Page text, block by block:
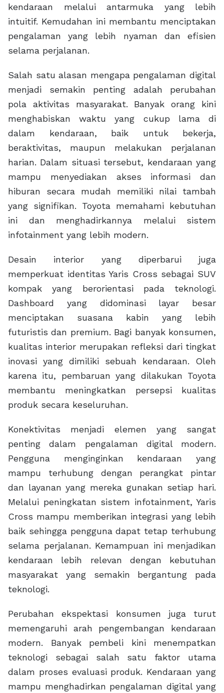
kendaraan melalui antarmuka yang lebih
intuitif. Kemudahan ini membantu menciptakan
pengalaman yang lebih nyaman dan efisien
selama perjalanan.
Salah satu alasan mengapa pengalaman digital
menjadi semakin penting adalah perubahan
pola aktivitas masyarakat. Banyak orang kini
menghabiskan waktu yang cukup lama di
dalam kendaraan, baik untuk bekerja,
beraktivitas, maupun melakukan perjalanan
harian. Dalam situasi tersebut, kendaraan yang
mampu menyediakan akses informasi dan
hiburan secara mudah memiliki nilai tambah
yang signifikan. Toyota memahami kebutuhan
ini dan menghadirkannya melalui sistem
infotainment yang lebih modern.
Desain interior yang diperbarui juga
memperkuat identitas Yaris Cross sebagai SUV
kompak yang berorientasi pada teknologi.
Dashboard yang didominasi layar besar
menciptakan suasana kabin yang lebih
futuristis dan premium. Bagi banyak konsumen,
kualitas interior merupakan refleksi dari tingkat
inovasi yang dimiliki sebuah kendaraan. Oleh
karena itu, pembaruan yang dilakukan Toyota
membantu meningkatkan persepsi kualitas
produk secara keseluruhan.
Konektivitas menjadi elemen yang sangat
penting dalam pengalaman digital modern.
Pengguna menginginkan kendaraan yang
mampu terhubung dengan perangkat pintar
dan layanan yang mereka gunakan setiap hari.
Melalui peningkatan sistem infotainment, Yaris
Cross mampu memberikan integrasi yang lebih
baik sehingga pengguna dapat tetap terhubung
selama perjalanan. Kemampuan ini menjadikan
kendaraan lebih relevan dengan kebutuhan
masyarakat yang semakin bergantung pada
teknologi.
Perubahan ekspektasi konsumen juga turut
memengaruhi arah pengembangan kendaraan
modern. Banyak pembeli kini menempatkan
teknologi sebagai salah satu faktor utama
dalam proses evaluasi produk. Kendaraan yang
mampu menghadirkan pengalaman digital yang